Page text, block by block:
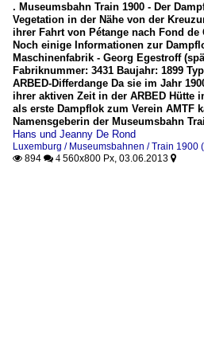
. Museumsbahn Train 1900 - Der
Vegetation in der Nähe von der
ihrer Fahrt von Pétange nach Fond de
Noch einige Informationen zur
Maschinenfabrik - Georg Egestroff
Fabriknummer: 3431 Baujahr: 1899
ARBED-Differdange Da sie im Jahr
ihrer aktiven Zeit in der ARBED Hütte
als erste Dampflok zum Verein AMTF
Namensgeberin der Museumsbahn
Hans und Jeanny De Rond
Luxemburg / Museumsbahnen / Train 1900
 894  4 560x800 Px, 03.06.2013 